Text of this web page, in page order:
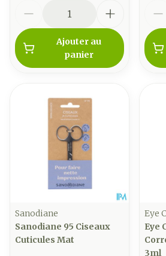
Ajouter au
panier
Sanodiane
Sanodiane 95 Ciseaux
Cuticules Mat
Eye
Eye
3ml